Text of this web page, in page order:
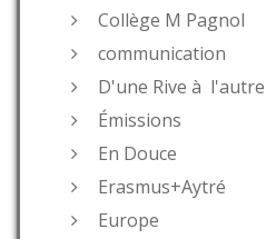
Collège M Pagnol
communication
D'une Rive à l'autre
Émissions
En Douce
Erasmus+Aytré
Europe